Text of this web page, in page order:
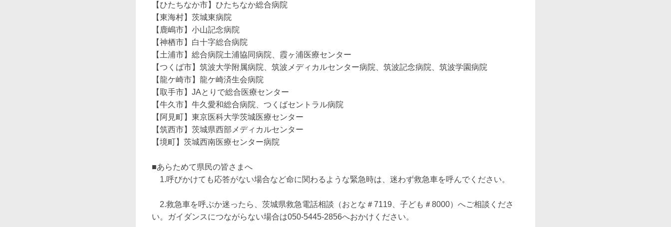
【ひたちなか市】ひたちなか総合病院
【東海村】茨城東病院
【鹿嶋市】小山記念病院
【神栖市】白十字総合病院
【土浦市】総合病院土浦協同病院、霞ヶ浦医療センター
【つくば市】筑波大学附属病院、筑波メディカルセンター病院、筑波記念病院、筑波学園病院
【龍ケ崎市】龍ケ崎済生会病院
【取手市】JAとりで総合医療センター
【牛久市】牛久愛和総合病院、つくばセントラル病院
【阿見町】東京医科大学茨城医療センター
【筑西市】茨城県西部メディカルセンター
【境町】茨城西南医療センター病院
■あらためて県民の皆さまへ
1.呼びかけても応答がない場合など命に関わるような緊急時は、迷わず救急車を呼んでください。
2.救急車を呼ぶか迷ったら、茨城県救急電話相談（おとな＃7119、子ども＃8000）へご相談くださ
い。ガイダンスにつながらない場合は050-5445-2856へおかけください。